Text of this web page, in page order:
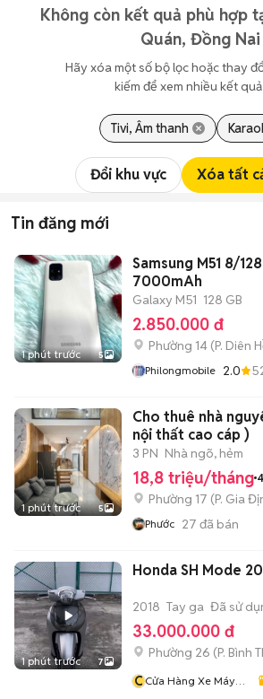
Không còn kết quả phù hợp
Quán, Đồng Nai
Hãy xóa một số bộ lọc hoặc thay
kiếm để xem nhiều kết
Tivi, Âm thanh
Đổi khu vực Xóa tất
Tin đăng mới
1 phút trước 5
Samsung M51 8/
7000mAh
Galaxy M51 128 GB
2.850.000 đ
Phường 14 (P. Diên
Philongmobile 2.0
1 phút trước 5
Cho thuê nhà
nội thất cao cáp )
3 PN Nhà ngõ, hẻm
18,8 triệu/tháng
Phường 17 (P. Gia
Phước 27 đã bán
1 phút trước 7
Honda SH Mode
2018 Tay ga Đã sử
33.000.000 đ
Phường 26 (P. Bình
CCửa Hàng Xe Máy